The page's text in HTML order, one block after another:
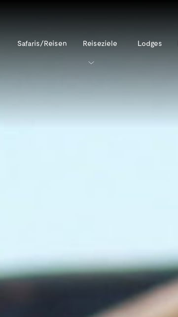
Safaris/Reisen Reiseziele Lodges